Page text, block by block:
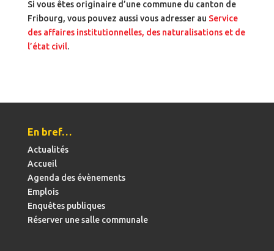
Si vous êtes originaire d’une commune du canton de
Fribourg, vous pouvez aussi vous adresser au Service
des affaires institutionnelles, des naturalisations et de
l’état civil.
En bref…
Actualités
Accueil
Agenda des évènements
Emplois
Enquêtes publiques
Réserver une salle communale